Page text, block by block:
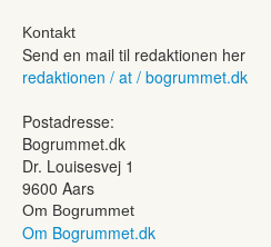
Kontakt
Send en mail til redaktionen her
redaktionen / at / bogrummet.dk
Postadresse:
Bogrummet.dk
Dr. Louisesvej 1
9600 Aars
Om Bogrummet
Om Bogrummet.dk